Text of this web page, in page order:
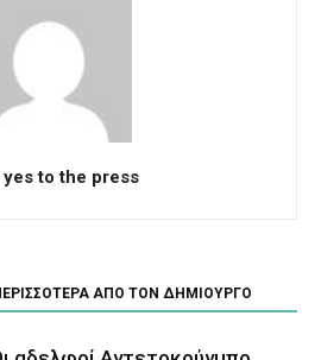
yes to the press
ΑΠΟ ΤΟΝ ΔΗΜΙΟΥΡΓΟ